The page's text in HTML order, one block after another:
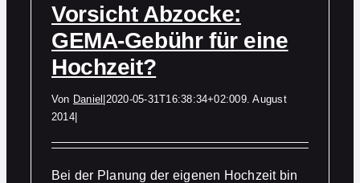
Vorsicht Abzocke:
GEMA-Gebühr für eine
Hochzeit?
Von Daniel 2020-05-31T16:38:34+02:009. August
2014|
Bei der Planung der eigenen Hochzeit bin